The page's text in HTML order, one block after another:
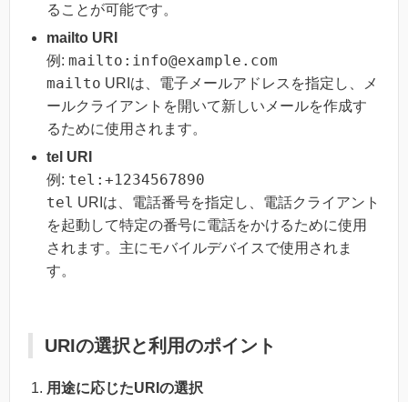
ることが可能です。
mailto URI
例: mailto:info@example.com
mailto URIは、電子メールアドレスを指定し、メ
ールクライアントを開いて新しいメールを作成す
るために使用されます。
tel URI
例: tel:+1234567890
tel URIは、電話番号を指定し、電話クライアント
を起動して特定の番号に電話をかけるために使用
されます。主にモバイルデバイスで使用されま
す。
URIの選択と利用のポイント
用途に応じたURIの選択